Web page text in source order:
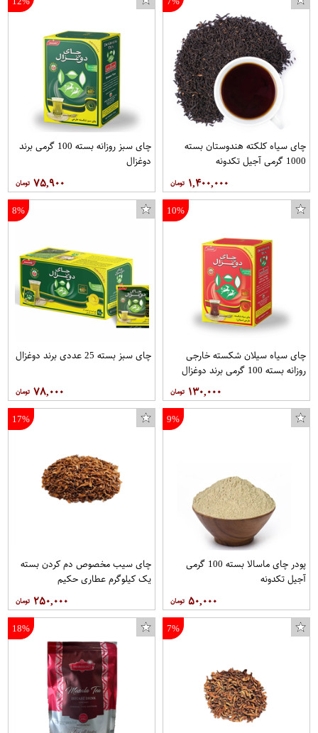
چای سیاه کلکته هندوستان بسته
1000 گرمی آجیل تکدونه
۱,۴۰۰,۰۰۰
چای سبز روزانه بسته 100 گرمی برند
دوغزال
۷۵,۹۰۰
10%
چای سیاه سیلان شکسته خارجی
روزانه بسته 100 گرمی برند دوغزال
۱۳۰,۰۰۰
8%
چای سبز بسته 25 عددی برند دوغزال
۷۸,۰۰۰
9%
پودر چای ماسالا بسته 100 گرمی
آجیل تکدونه
۵۰,۰۰۰
17%
چای سیب مخصوص دم کردن بسته
یک کیلوگرم عطاری حکیم
۲۵۰,۰۰۰
7%
18%